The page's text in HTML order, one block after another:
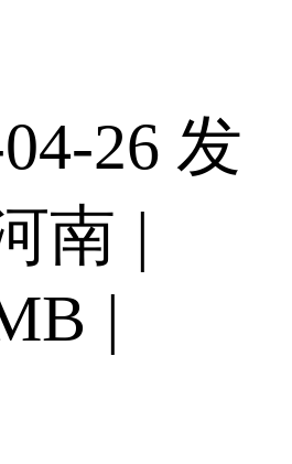
26 发
南 |
|